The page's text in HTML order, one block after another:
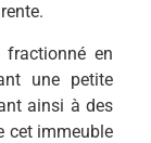
en
une petite
ainsi à des
cet immeuble